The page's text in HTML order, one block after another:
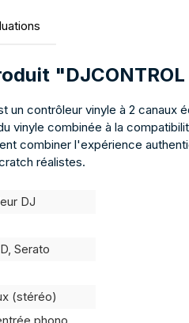
"DJCONTROL
un contrôleur vinyle à 2
vinyle combinée à la
combiner l'expérience
réalistes.
DJ
Serato
(stéréo)